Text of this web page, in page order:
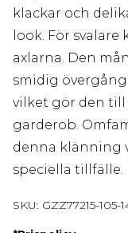
klackar och
look. För
axlarna. Den
smidig
vilket gör den
garderob.
denna klänning
speciella tillfälle.
SKU: GZZ77215-105-